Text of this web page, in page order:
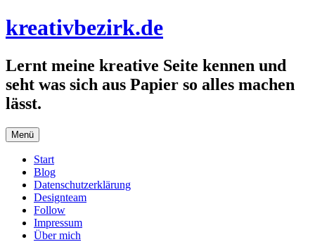
Zum
Inhalt
kreativbezirk.de
Lernt meine kreative Seite kennen und
seht was sich aus Papier so alles machen
lässt.
Menü
Start
Blog
Datenschutzerklärung
Designteam
Follow
Impressum
Über mich